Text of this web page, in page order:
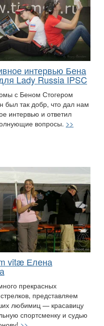
интервью Бена
Lady Russia IPSC
с Беном Стогером
был так добр, что дал нам
интервью и ответил
вопросы. >>
vitæ Елена
прекрасных
представляем
любимиц — красавицу
спортсменку и судью